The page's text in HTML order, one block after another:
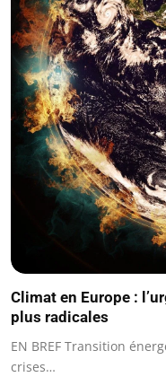
Climat en Europe :
plus radicales
EN BREF Transition
crises…